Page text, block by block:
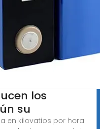
los
su
en kilovatios por hora